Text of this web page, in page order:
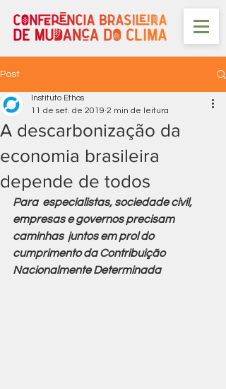
Post
A descarbonização da
economia brasileira
depende de todos
Instituto Ethos
11 de set. de 2019 2 min de leitura
Para  especialistas, sociedade civil,
empresas e governos precisam
caminhas  juntos em prol do
cumprimento da Contribuição
Nacionalmente Determinada